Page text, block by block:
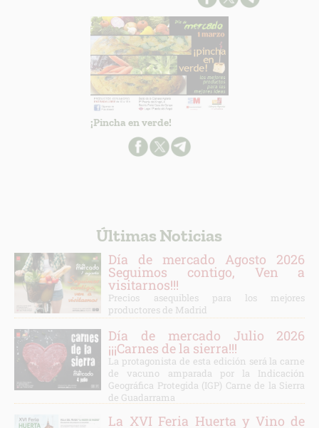
¡Pincha en verde!
Últimas Noticias
Día de mercado Agosto 2026
Seguimos contigo, Ven a
visitarnos!!!
Precios asequibles para los mejores
productores de Madrid
Día de mercado Julio 2026
¡¡¡Carnes de la sierra!!!
La protagonista de esta edición será la carne
de vacuno amparada por la Indicación
Geográfica Protegida (IGP) Carne de la Sierra
de Guadarrama
La XVI Feria Huerta y Vino de